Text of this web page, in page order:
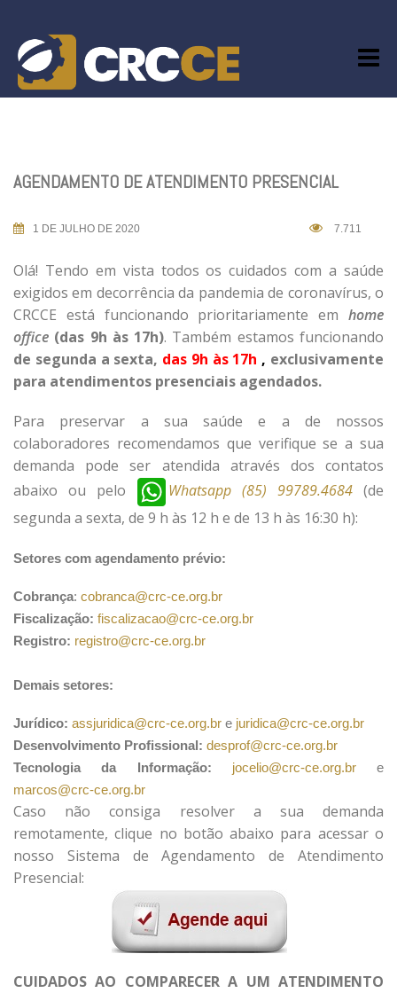
content
AGENDAMENTO DE ATENDIMENTO PRESENCIAL
1 DE JULHO DE 2020 7.711
Olá! Tendo em vista todos os cuidados com a saúde
exigidos em decorrência da pandemia de coronavírus, o
CRCCE está funcionando prioritariamente em home
office (das 9h às 17h). Também estamos funcionando
de segunda a sexta, das 9h às 17h , exclusivamente
para atendimentos presenciais agendados.
Para preservar a sua saúde e a de nossos
colaboradores recomendamos que verifique se a sua
demanda pode ser atendida através dos contatos
abaixo ou pelo
Whatsapp (85) 99789.4684 (de
segunda a sexta, de 9 h às 12 h e de 13 h às 16:30 h):
Setores com agendamento prévio:
Cobrança: cobranca@crc-ce.org.br
Fiscalização: fiscalizacao@crc-ce.org.br
Registro: registro@crc-ce.org.br
Demais setores:
Jurídico: assjuridica@crc-ce.org.br e juridica@crc-ce.org.br
Desenvolvimento Profissional: desprof@crc-ce.org.br
Tecnologia da Informação:
jocelio@crc-ce.org.bre
marcos@crc-ce.org.br
Caso não consiga resolver a sua demanda
remotamente, clique no botão abaixo para acessar o
nosso Sistema de Agendamento de Atendimento
Presencial:
CUIDADOS AO COMPARECER A UM ATENDIMENTO